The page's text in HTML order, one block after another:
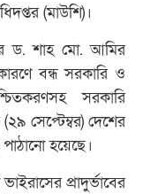
(মাউশি)।
ড. শাহ মো. আমির
বন্ধ সরকারি ও
সরকারি
(২৯ সেপ্টেম্বর) দেশের
হয়েছে।
প্রাদুর্ভাবের